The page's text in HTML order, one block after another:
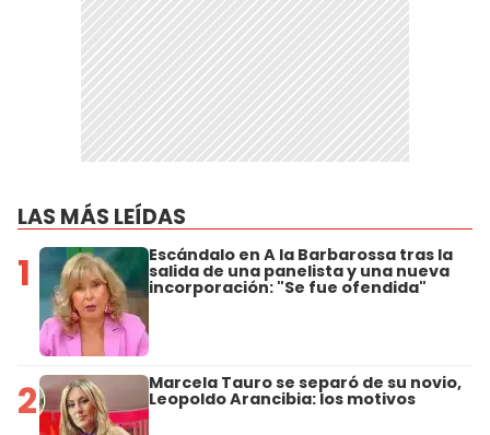
LAS MÁS LEÍDAS
1 Escándalo en A la Barbarossa tras la
salida de una panelista y una nueva
incorporación: "Se fue ofendida"
2 Marcela Tauro se separó de su novio,
Leopoldo Arancibia: los motivos